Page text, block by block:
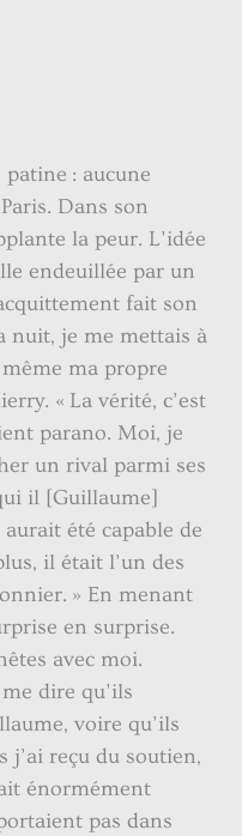
: aucune
Dans son
la peur. L’idée
endeuillée par un
fait son
nuit, je me mettais à
ma propre
« La vérité, c’est
parano. Moi, je
un rival parmi ses
il [Guillaume]
été capable de
il était l’un des
» En menant
en surprise.
avec moi.
dire qu’ils
voire qu’ils
j’ai reçu du soutien,
énormément
pas dans